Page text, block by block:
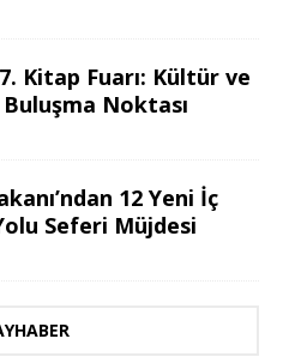
Kitap Fuarı: Kültür ve
Noktası
12 Yeni İç
Seferi Müjdesi